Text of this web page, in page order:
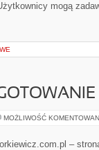
mogą
MOŻLIWOŚĆ
–